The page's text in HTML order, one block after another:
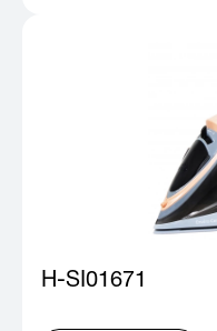
H-SI01671